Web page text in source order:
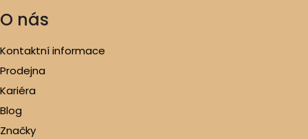
O nás
Kontaktní informace
Prodejna
Kariéra
Blog
Značky